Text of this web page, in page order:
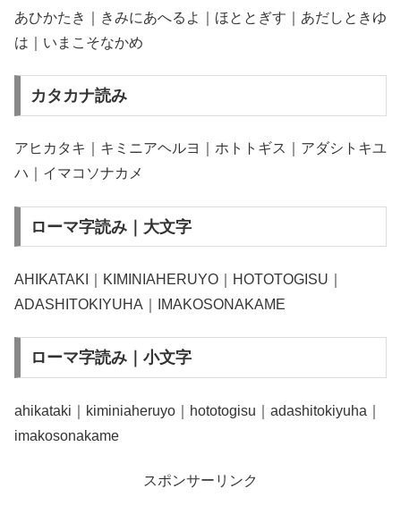
あひかたき｜きみにあへるよ｜ほととぎす｜あだしときゆ
は｜いまこそなかめ
カタカナ読み
アヒカタキ｜キミニアヘルヨ｜ホトトギス｜アダシトキユ
ハ｜イマコソナカメ
ローマ字読み｜大文字
AHIKATAKI｜KIMINIAHERUYO｜HOTOTOGISU｜
ADASHITOKIYUHA｜IMAKOSONAKAME
ローマ字読み｜小文字
ahikataki｜kiminiaheruyo｜hototogisu｜adashitokiyuha｜
imakosonakame
スポンサーリンク